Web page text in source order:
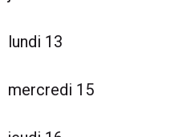
lundi 13
mercredi 15